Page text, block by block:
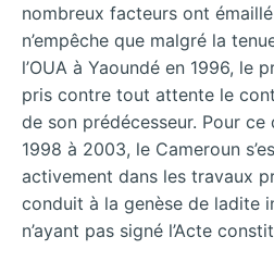
nombreux facteurs ont
n’empêche que malgré la
l’OUA à Yaoundé en 1996, le
pris contre tout attente le
de son prédécesseur. Pour ce
1998 à 2003, le Cameroun
activement dans les travaux
conduit à la genèse de ladite
n’ayant pas signé l’Acte